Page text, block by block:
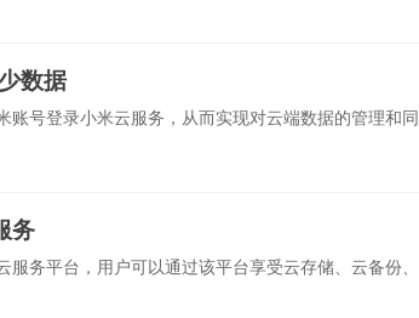
数据
号登录小米云服务，从而实现对云端数据的管理和
务
务平台，用户可以通过该平台享受云存储、云备份